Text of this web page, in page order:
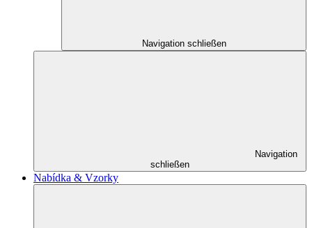
Navigation schließen
Navigation
schließen
Nabídka & Vzorky